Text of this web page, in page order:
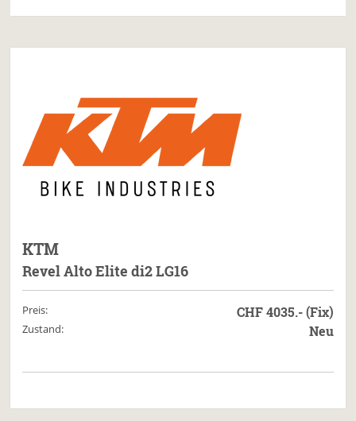
KTM
Revel Alto Elite di2 LG16
Preis: CHF 4035.- (Fix)
Zustand: Neu